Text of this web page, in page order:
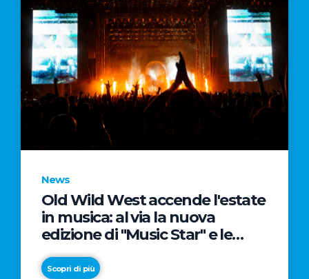
News
Old Wild West accende l'estate
in musica: al via la nuova
edizione di "Music Star" e le
prestigiose partnership con
Radio Italia e Live Nation
Scopri di più